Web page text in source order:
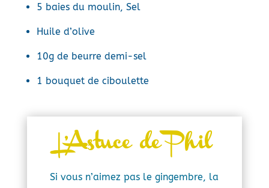
5 baies du moulin, Sel
Huile d’olive
10g de beurre demi-sel
1 bouquet de ciboulette
L’Astuce de Phil
Si vous n’aimez pas le gingembre, la